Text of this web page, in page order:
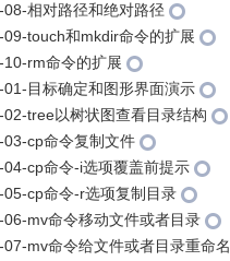
相对路径和绝对路径
touch和mkdir命令的扩展
rm命令的扩展
目标确定和图形界面演示
tree以树状图查看目录结构
cp命令复制文件
cp命令-i选项覆盖前提示
cp命令-r选项复制目录
mv命令移动文件或者目录
mv命令给文件或者目录重命名